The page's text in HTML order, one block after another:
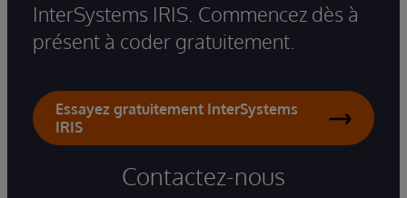
InterSystems IRIS. Commencez dès à
présent à coder gratuitement.
Essayez gratuitement InterSystems
IRIS
Contactez-nous